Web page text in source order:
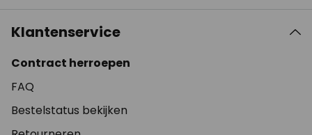
Klantenservice
Contract herroepen
FAQ
Bestelstatus bekijken